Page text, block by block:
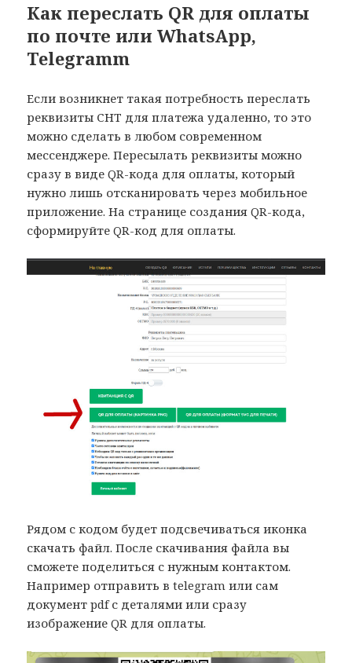
Как переслать QR для оплаты
по почте или WhatsApp,
Telegramm
Если возникнет такая потребность переслать
реквизиты СНТ для платежа удаленно, то это
можно сделать в любом современном
мессенджере. Пересылать реквизиты можно
сразу в виде QR-кода для оплаты, который
нужно лишь отсканировать через мобильное
приложение. На странице создания QR-кода,
сформируйте QR-код для оплаты.
Рядом с кодом будет подсвечиваться иконка
скачать файл. После скачивания файла вы
сможете поделиться с нужным контактом.
Например отправить в telegram или сам
документ pdf с деталями или сразу
изображение QR для оплаты.